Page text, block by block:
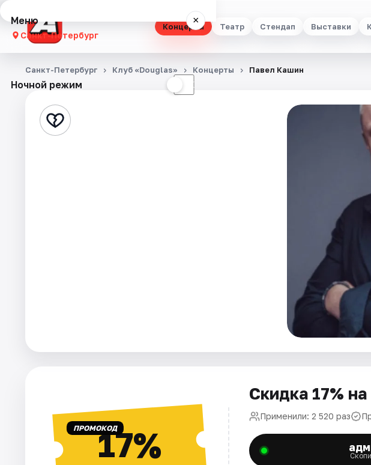
Концерты Театр Стендап Выставки
Меню ×
Санкт-Петербург
Концерты
Стендап
Ночной режим ☾
Санкт-Петербург Клуб «Douglas» Концерты Павел Кашин
ПРОМОКОД17%
Скидка 17%
Применили: 2 520 раз